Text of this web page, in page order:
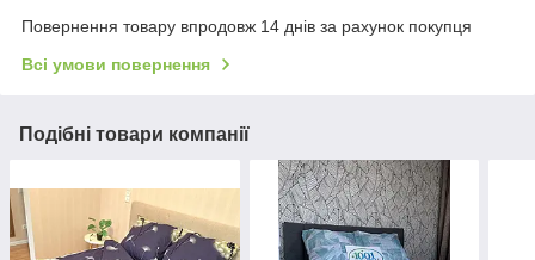
Повернення товару впродовж 14 днів за рахунок покупця
Всі умови повернення
Подібні товари компанії